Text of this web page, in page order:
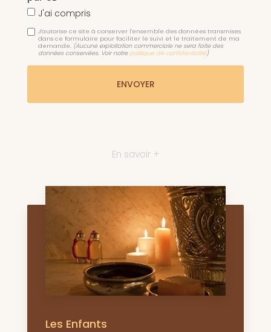
J'ai compris
J'autorise ce site à conserver l'ensemble des données transmises
dans ce formulaire pour faciliter le suivi et le traitement de ma
demande. (Aucune exploitation commerciale ne sera faite des
données conservées. Voir notre politique de confidentialité)
En savoir +
Les Enfants